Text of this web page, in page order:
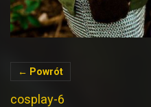
← Powrót
cosplay-6